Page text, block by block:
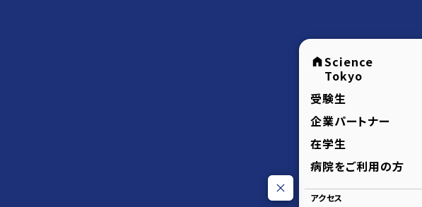
Science
Tokyo
受験生
企業パートナー
在学生
病院をご利用の方
アクセス